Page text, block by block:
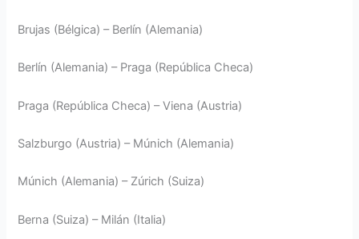
Brujas (Bélgica) – Berlín (Alemania)
Berlín (Alemania) – Praga (República Checa)
Praga (República Checa) – Viena (Austria)
Salzburgo (Austria) – Múnich (Alemania)
Múnich (Alemania) – Zúrich (Suiza)
Berna (Suiza) – Milán (Italia)